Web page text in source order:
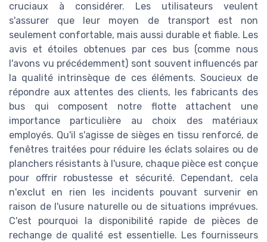
cruciaux à considérer. Les utilisateurs veulent
s'assurer que leur moyen de transport est non
seulement confortable, mais aussi durable et fiable. Les
avis et étoiles obtenues par ces bus (comme nous
l'avons vu précédemment) sont souvent influencés par
la qualité intrinsèque de ces éléments. Soucieux de
répondre aux attentes des clients, les fabricants des
bus qui composent notre flotte attachent une
importance particulière au choix des matériaux
employés. Qu'il s'agisse de sièges en tissu renforcé, de
fenêtres traitées pour réduire les éclats solaires ou de
planchers résistants à l'usure, chaque pièce est conçue
pour offrir robustesse et sécurité. Cependant, cela
n'exclut en rien les incidents pouvant survenir en
raison de l'usure naturelle ou de situations imprévues.
C'est pourquoi la disponibilité rapide de pièces de
rechange de qualité est essentielle. Les fournisseurs